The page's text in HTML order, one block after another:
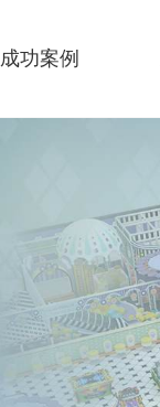
成功案例